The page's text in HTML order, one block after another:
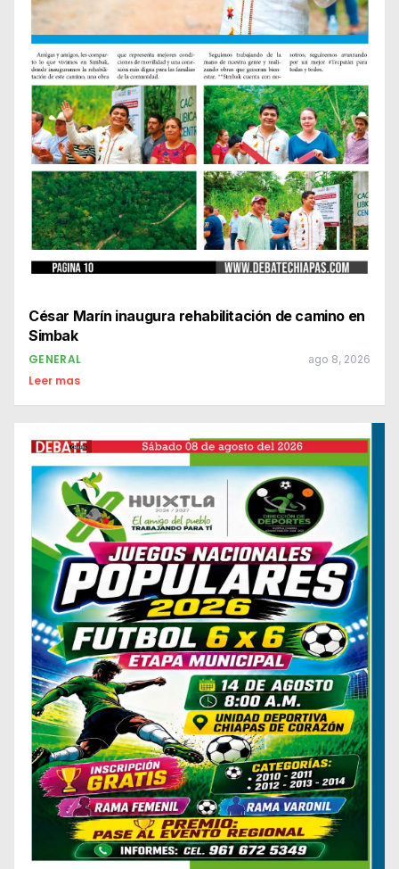
César Marín inaugura rehabilitación de camino en
Simbak
GENERAL ago 8, 2026
Leer mas